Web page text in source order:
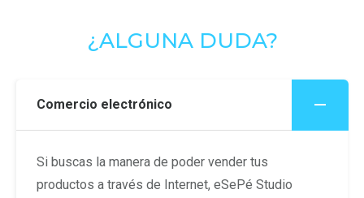
¿ALGUNA DUDA?
Comercio electrónico
Si buscas la manera de poder vender tus
productos a través de Internet, eSePé Studio